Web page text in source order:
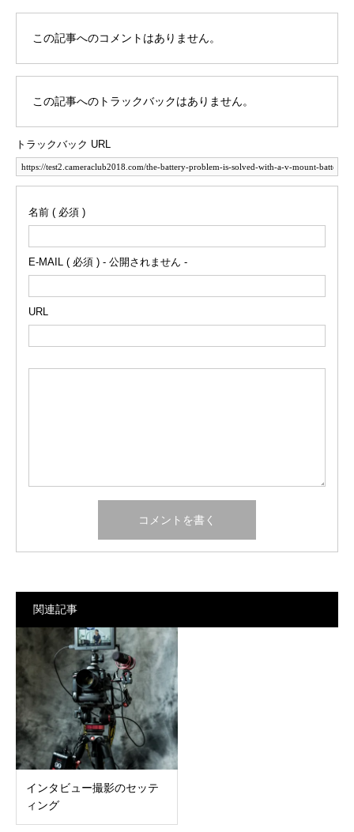
この記事へのコメントはありません。
この記事へのトラックバックはありません。
トラックバック URL
名前 ( 必須 )
E-MAIL ( 必須 ) - 公開されません -
URL
関連記事
インタビュー撮影のセッテ
ィング